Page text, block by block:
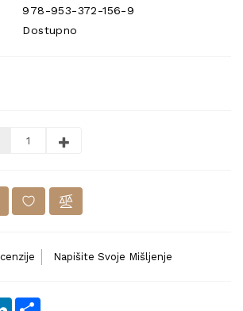
978-953-372-156-9
Dostupno
Napišite Svoje Mišljenje
LinkedIn